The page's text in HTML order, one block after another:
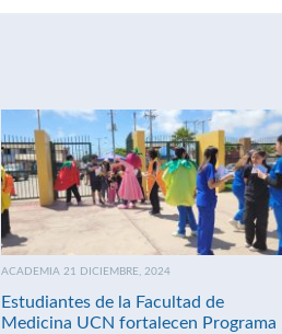
ACADEMIA 21 DICIEMBRE, 2024
Estudiantes de la Facultad de
Medicina UCN fortalecen Programa